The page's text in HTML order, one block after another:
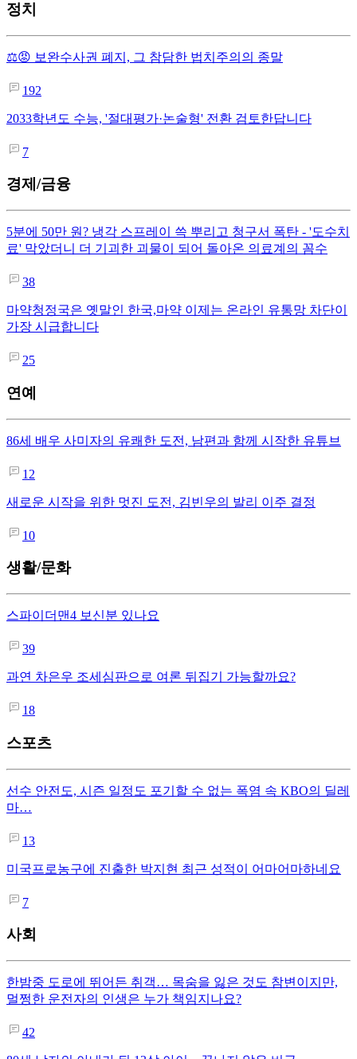
정치
⚖️😡 보완수사권 폐지, 그 참담한 법치주의의 종말
192
2033학년도 수능, '절대평가·논술형' 전환 검토한답니다
7
경제/금융
5분에 50만 원? 냉각 스프레이 쓱 뿌리고 청구서 폭탄 - '도수치
료' 막았더니 더 기괴한 괴물이 되어 돌아온 의료계의 꼼수
38
마약청정국은 옛말인 한국,마약 이제는 온라인 유통망 차단이
가장 시급합니다
25
연예
86세 배우 사미자의 유쾌한 도전, 남편과 함께 시작한 유튜브
12
새로운 시작을 위한 멋진 도전, 김빈우의 발리 이주 결정
10
생활/문화
스파이더맨4 보신분 있나요
39
과연 차은우 조세심판으로 여론 뒤집기 가능할까요?
18
스포츠
선수 안전도, 시즌 일정도 포기할 수 없는 폭염 속 KBO의 딜레
마…
13
미국프로농구에 진출한 박지현 최근 성적이 어마어마하네요
7
사회
한밤중 도로에 뛰어든 취객… 목숨을 잃은 것도 참변이지만,
멀쩡한 운전자의 인생은 누가 책임지나요?
42